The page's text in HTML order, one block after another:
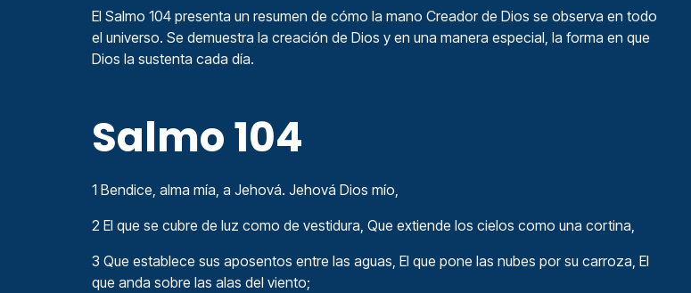
El Salmo 104 presenta un resumen de cómo la mano Creador de Dios se observa en todo
el universo. Se demuestra la creación de Dios y en una manera especial, la forma en que
Dios la sustenta cada día.
Salmo 104
1 Bendice, alma mía, a Jehová. Jehová Dios mío,
2 El que se cubre de luz como de vestidura, Que extiende los cielos como una cortina,
3 Que establece sus aposentos entre las aguas, El que pone las nubes por su carroza, El
que anda sobre las alas del viento;